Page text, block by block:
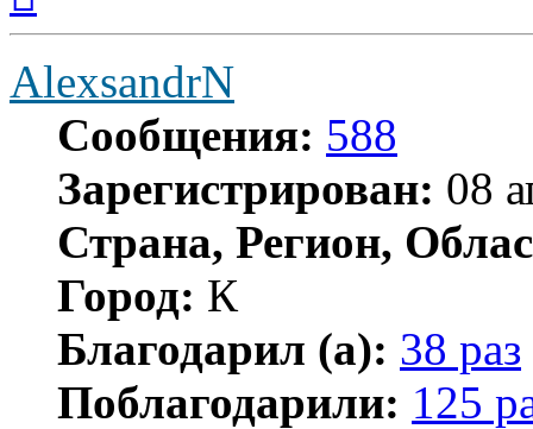
началу
AlexsandrN
Сообщения: 588
Зарегистрирован: 08
Страна, Регион,
Город: К
Благодарил (а): 38 раз
Поблагодарили: 125